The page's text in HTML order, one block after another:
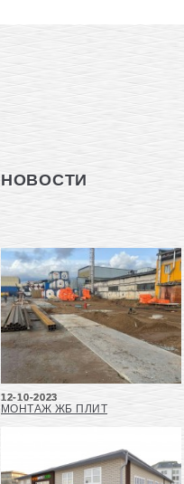
НОВОСТИ
12-10-2023
МОНТАЖ ЖБ ПЛИТ